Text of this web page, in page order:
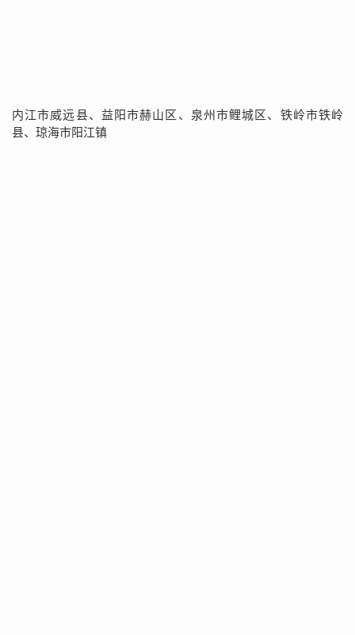
内江市威远县、益阳市赫山区、泉州市鲤城区、铁岭市铁岭
县、琼海市阳江镇